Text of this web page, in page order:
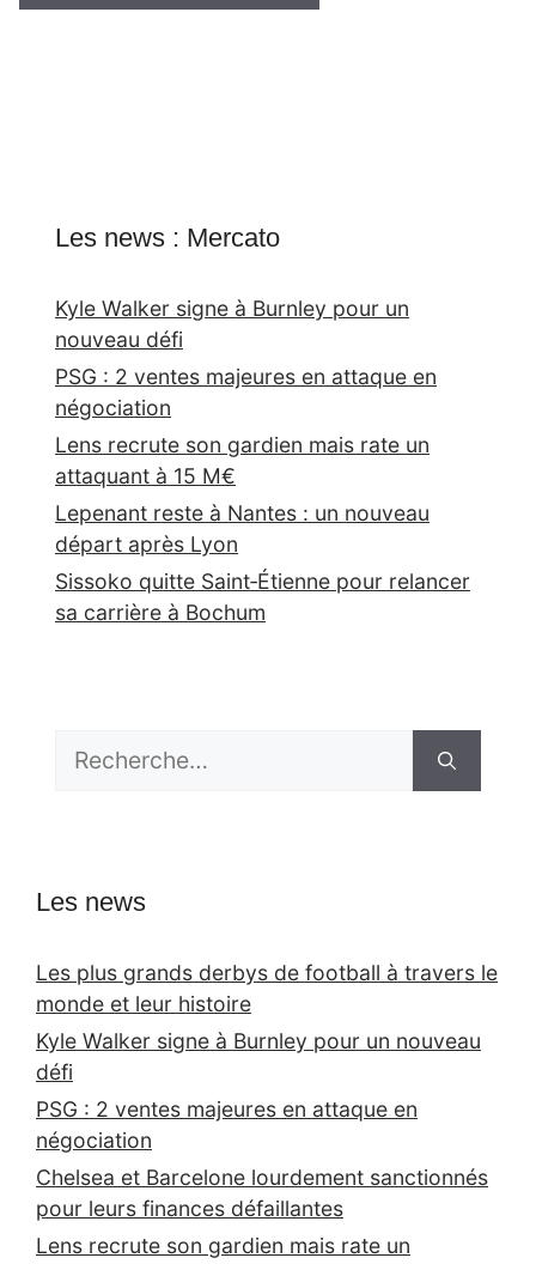
Les news : Mercato
Kyle Walker signe à Burnley pour un
nouveau défi
PSG : 2 ventes majeures en attaque en
négociation
Lens recrute son gardien mais rate un
attaquant à 15 M€
Lepenant reste à Nantes : un nouveau
départ après Lyon
Sissoko quitte Saint‑Étienne pour relancer
sa carrière à Bochum
Les news
Les plus grands derbys de football à travers le
monde et leur histoire
Kyle Walker signe à Burnley pour un nouveau
défi
PSG : 2 ventes majeures en attaque en
négociation
Chelsea et Barcelone lourdement sanctionnés
pour leurs finances défaillantes
Lens recrute son gardien mais rate un